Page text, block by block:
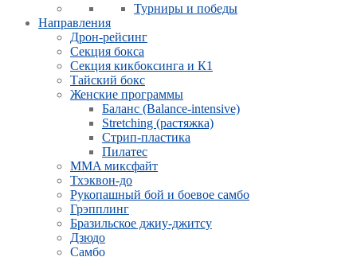
Турниры и победы
Направления
Дрон-рейсинг
Секция бокса
Секция кикбоксинга и К1
Тайский бокс
Женские программы
Баланс (Balance-intensive)
Stretching (растяжка)
Стрип-пластика
Пилатес
MMA миксфайт
Тхэквон-до
Рукопашный бой и боевое самбо
Грэпплинг
Бразильское джиу-джитсу
Дзюдо
Самбо